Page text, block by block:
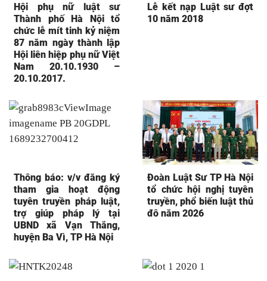
Hội phụ nữ luật sư
Thành phố Hà Nội tổ
chức lễ mít tinh kỷ niệm
87 năm ngày thành lập
Hội liên hiệp phụ nữ Việt
Nam 20.10.1930 –
20.10.2017.
Lễ kết nạp Luật sư đợt
10 năm 2018
Thông báo: v/v đăng ký
tham gia hoạt động
tuyên truyền pháp luật,
trợ giúp pháp lý tại
UBND xã Vạn Thắng,
huyện Ba Vì, TP Hà Nội
Đoàn Luật Sư TP Hà Nội
tổ chức hội nghị tuyên
truyền, phổ biến luật thủ
đô năm 2026